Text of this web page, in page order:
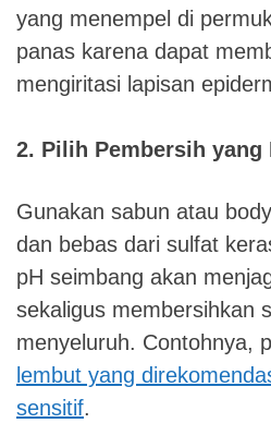
yang menempel di
panas karena dapat
mengiritasi lapisan
2. Pilih Pembersih yang
Gunakan sabun atau
dan bebas dari sulfat
pH seimbang akan
sekaligus membersihkan
menyeluruh. Contohnya,
lembut yang
sensitif.